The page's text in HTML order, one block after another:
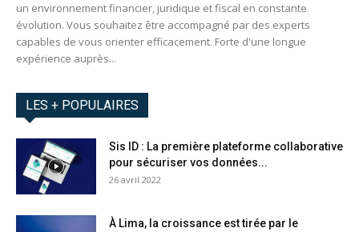
un environnement financier, juridique et fiscal en constante
évolution. Vous souhaitez être accompagné par des experts
capables de vous orienter efficacement. Forte d'une longue
expérience auprès...
LES + POPULAIRES
Sis ID : La première plateforme collaborative
pour sécuriser vos données...
26 avril 2022
À Lima, la croissance est tirée par le